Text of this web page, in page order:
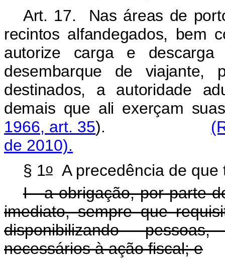
Art. 17. Nas áreas de
recintos alfandegados, bem
autorize carga e
desembarque de
destinados, a autoridade
demais que ali exerçam
1966, art. 35).
de 2010).
§ 1oA precedência de que
I - a obrigação, por parte
imediato, sempre que
disponibilizando
necessários à ação fiscal; e